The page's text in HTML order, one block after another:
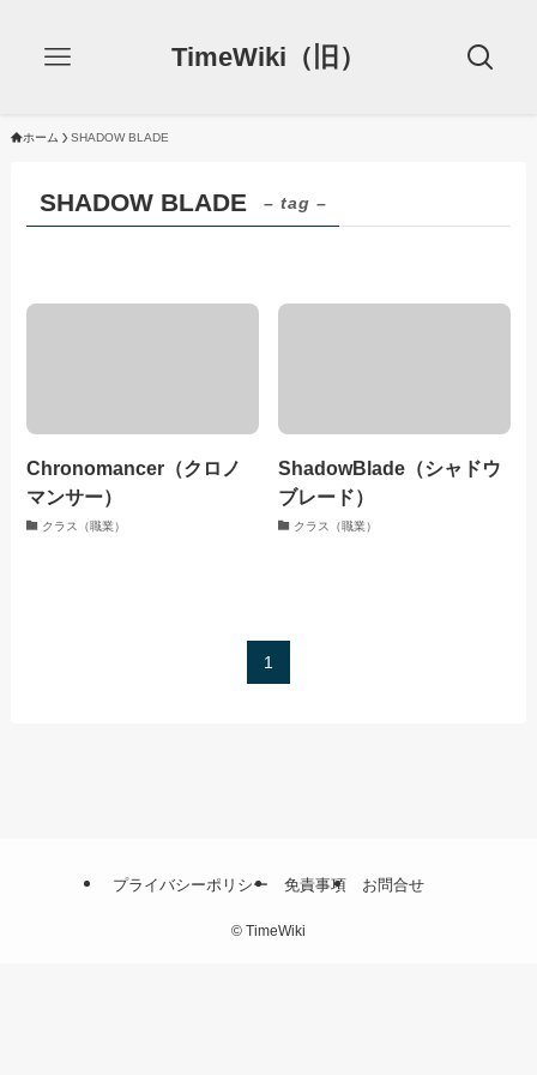
TimeWiki（旧）
ホーム SHADOW BLADE
SHADOW BLADE – tag –
Chronomancer（クロノ
マンサー）
クラス（職業）
ShadowBlade（シャドウ
ブレード）
クラス（職業）
1
プライバシーポリシー 免責事項 お問合せ
© TimeWiki